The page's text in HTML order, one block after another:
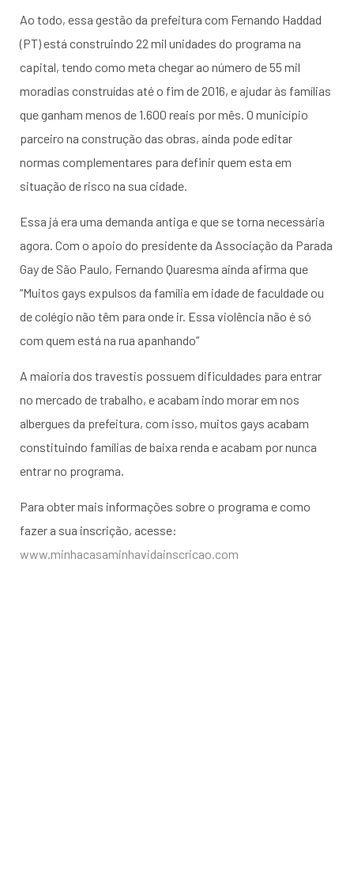
Ao todo, essa gestão da prefeitura com Fernando Haddad
(PT) está construindo 22 mil unidades do programa na
capital, tendo como meta chegar ao número de 55 mil
moradias construídas até o fim de 2016, e ajudar às famílias
que ganham menos de 1.600 reais por mês. O município
parceiro na construção das obras, ainda pode editar
normas complementares para definir quem esta em
situação de risco na sua cidade.
Essa já era uma demanda antiga e que se torna necessária
agora. Com o apoio do presidente da Associação da Parada
Gay de São Paulo, Fernando Quaresma ainda afirma que
“Muitos gays expulsos da família em idade de faculdade ou
de colégio não têm para onde ir. Essa violência não é só
com quem está na rua apanhando”
A maioria dos travestis possuem dificuldades para entrar
no mercado de trabalho, e acabam indo morar em nos
albergues da prefeitura, com isso, muitos gays acabam
constituindo famílias de baixa renda e acabam por nunca
entrar no programa.
Para obter mais informações sobre o programa e como
fazer a sua inscrição, acesse:
www.minhacasaminhavidainscricao.com